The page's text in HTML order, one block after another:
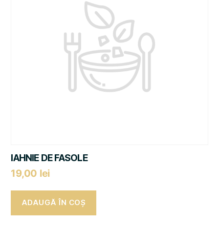
IAHNIE DE FASOLE
19,00 lei
ADAUGĂ ÎN COȘ